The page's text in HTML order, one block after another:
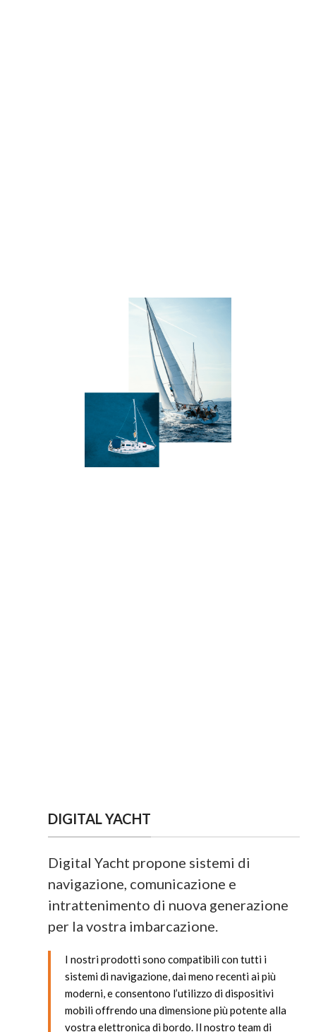
DIGITAL YACHT
Digital Yacht propone sistemi di
navigazione, comunicazione e
intrattenimento di nuova generazione
per la vostra imbarcazione.
I nostri prodotti sono compatibili con tutti i
sistemi di navigazione, dai meno recenti ai più
moderni, e consentono l’utilizzo di dispositivi
mobili offrendo una dimensione più potente alla
vostra elettronica di bordo. Il nostro team di